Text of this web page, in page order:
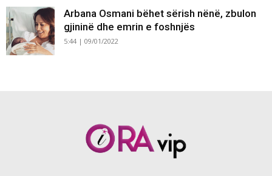
Arbana Osmani bëhet sërish nënë, zbulon
gjininë dhe emrin e foshnjës
5:44 | 09/01/2022